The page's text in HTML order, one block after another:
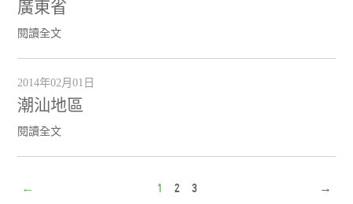
廣東省
閱讀全文
2014年02月01日
潮汕地區
閱讀全文
← 1 2 3 →